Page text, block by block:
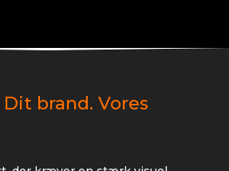
brand. Vores